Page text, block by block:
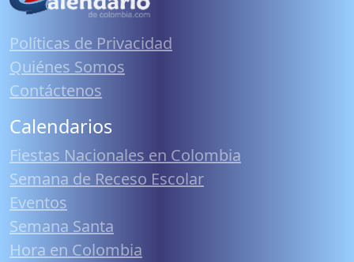
Políticas de Privacidad
Quiénes Somos
Contáctenos
Calendarios
Fiestas Nacionales en Colombia
Semana de Receso Escolar
Eventos
Semana Santa
Hora en Colombia